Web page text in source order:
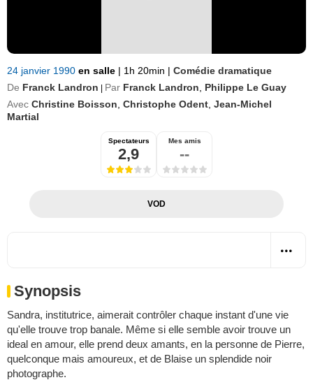
24 janvier 1990 en salle | 1h 20min | Comédie dramatique
De Franck Landron Par Franck Landron
Philippe Le Guay
Avec Christine Boisson Christophe Odent Jean-Michel
Martial
Spectateurs
2,9
Mes amis
--
VOD
Synopsis
Sandra, institutrice, aimerait contrôler chaque instant d'une vie
qu'elle trouve trop banale. Même si elle semble avoir trouve un
ideal en amour, elle prend deux amants, en la personne de Pierre,
quelconque mais amoureux, et de Blaise un splendide noir
photographe.